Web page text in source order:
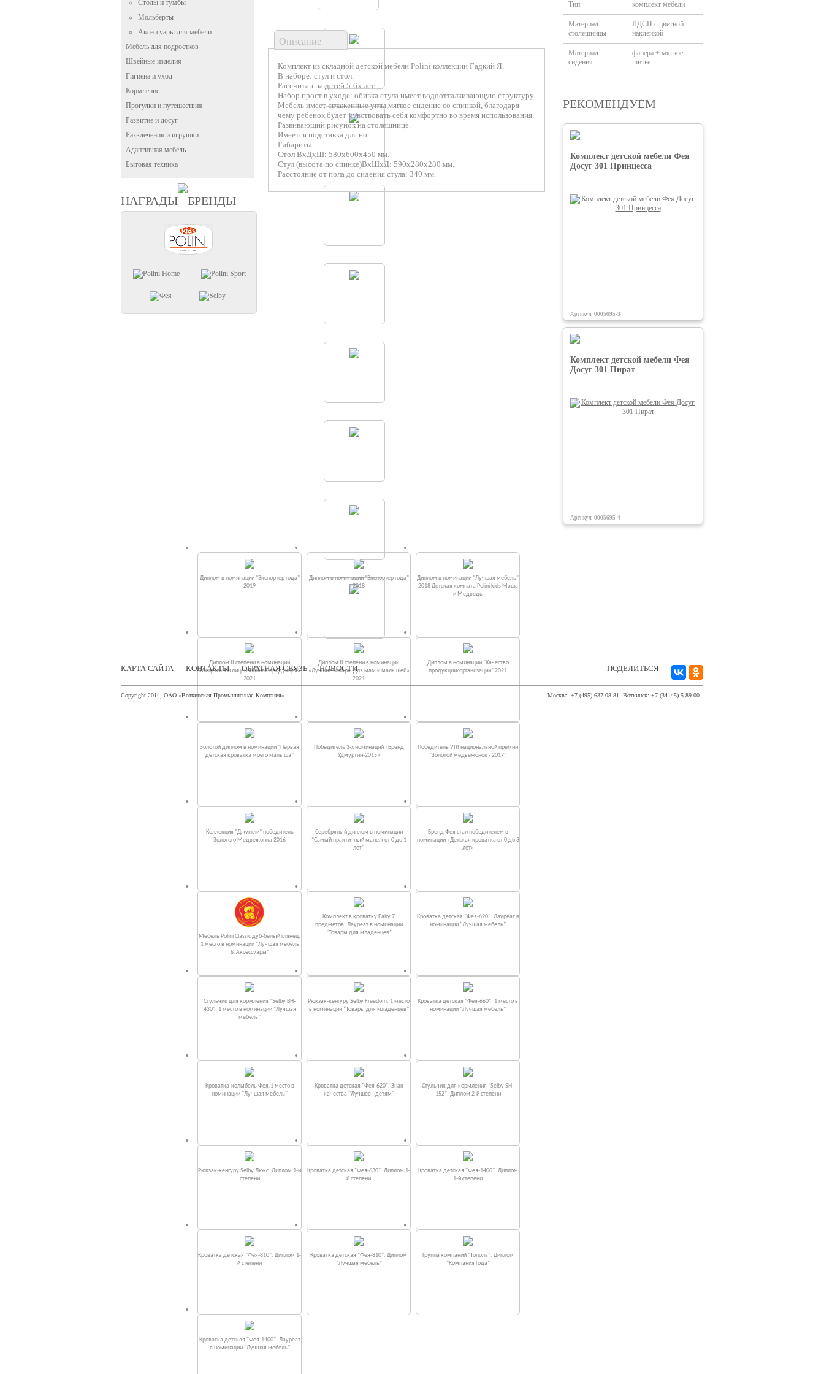
Столы и тумбы
Мольберты
Аксессуары для мебели
Мебель для подростков
Швейные изделия
Гигиена и уход
Кормление
Прогулки и путешествия
Развитие и досуг
Развлечения и игрушки
Адаптивная мебель
Бытовая техника
НАГРАДЫ БРЕНДЫ
Описание
Комплект из складной детской мебели Polini коллекции Гадкий Я.
В наборе: стул и стол.
Рассчитан на детей 5-6х лет.
Набор прост в уходе: обивка стула имеет водоотталкивающую структуру.
Мебель имеет сглаженные углы,мягкое сидение со спинкой, благодаря
чему ребенок будет чувствовать себя комфортно во время использования.
Развивающий рисунок на столешнице.
Имеется подставка для ног.
Габариты:
Стол ВхДхШ: 580х600х450 мм.
Стул (высота по спинке)ВхШхД: 590х280х280 мм.
Расстояние от пола до сидения стула: 340 мм.
Тип комплект мебели
Материал
столешницы
ЛДСП с цветной
наклейкой
Материал
сидения
фанера + мягкое
шитье
РЕКОМЕНДУЕМ
Комплект детской мебели Фея
Досуг 301 Принцесса
Артикул: 0005695-3
Комплект детской мебели Фея
Досуг 301 Пират
Артикул: 0005695-4
Диплом в номинации "Экспортер года"
2019
Диплом в номинации "Экспортер года"
2018
Диплом в номинации "Лучшая мебель"
2018 Детская комната Polini kids Маша
и Медведь
Диплом II степени в номинации
«Лицензия и лицензионная продукция»
2021
Диплом II степени в номинации
«Лучшие товары для мам и малышей»
2021
Диплом в номинации "Качество
продукции/организации" 2021
Золотой диплом в номинации "Первая
детская кроватка моего малыша"
Победитель 3-х номинаций «Бренд
Удмуртии-2015»
Победитель VIII национальной премии
"Золотой медвежонок - 2017"
Коллекция "Джунгли" победитель
Золотого Медвежонка 2016
Серебряный диплом в номинации
"Самый практичный манеж от 0 до 1
лет"
Бренд Фея стал победителем в
номинации «Детская кроватка от 0 до 3
лет»
Мебель Polini Classic дуб-белый глянец.
1 место в номинации "Лучшая мебель
& Аксессуары"
Комплект в кроватку Fаiry 7
предметов. Лауреат в номинации
“Товары для младенцев”
Кроватка детская "Фея-620". Лауреат в
номинации “Лучшая мебель”
Стульчик для кормления "Selby BH-
430". 1 место в номинации "Лучшая
мебель"
Рюкзак-кенгуру Selby Freedom. 1 место
в номинации “Товары для младенцев”
Кроватка детская "Фея-660". 1 место в
номинации "Лучшая мебель"
Кроватка-колыбель Фея.1 место в
номинации "Лучшая мебель"
Кроватка детская "Фея-620". Знак
качества "Лучшее - детям"
Стульчик для кормления "Selby SH-
152". Диплом 2-й степени
Рюкзак-кенгуру Selby Люкс. Диплом 1-й
степени
Кроватка детская "Фея-630". Диплом 1-
й степени
Кроватка детская "Фея-1400". Диплом
1-й степени
Кроватка детская "Фея-810". Диплом 1-
й степени
Кроватка детская "Фея-810". Диплом
"Лучшая мебель"
Группа компаний "Тополь". Диплом
"Компания Года"
Кроватка детская "Фея-1400". Лауреат
в номинации "Лучшая мебель"
КАРТА САЙТА КОНТАКТЫ ОБРАТНАЯ СВЯЗЬ НОВОСТИ ПОДЕЛИТЬСЯ
Copyright 2014, ОАО «Воткинская Промышленная Компания» Москва: +7 (495) 637-08-81. Воткинск: +7 (34145) 5-89-00.